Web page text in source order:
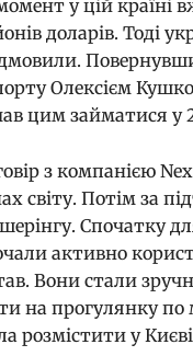
у цій країні
доларів. Тоді
Олексієм
цим займатися у
з компанією
світу. Потім за
Спочатку
активно
Вони стали
на прогулянку по
розмістити у